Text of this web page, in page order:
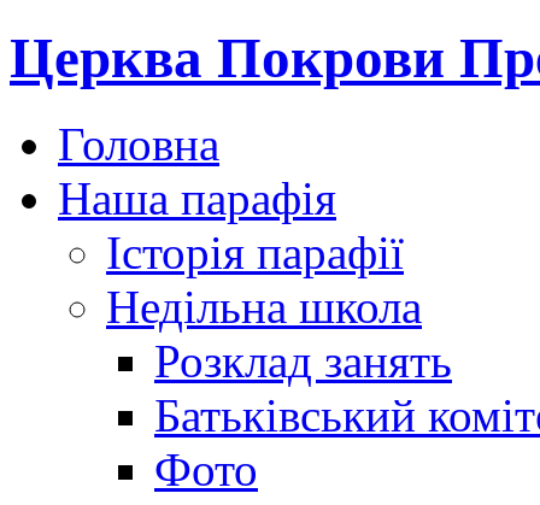
Церква Покрови
Головна
Наша парафія
Історія парафії
Недільна школа
Розклад занять
Батьківський
Фото